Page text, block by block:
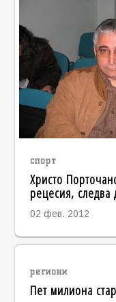
спорт
Христо
рецесия, следва
02 фев. 2012
региони
Пет милиона